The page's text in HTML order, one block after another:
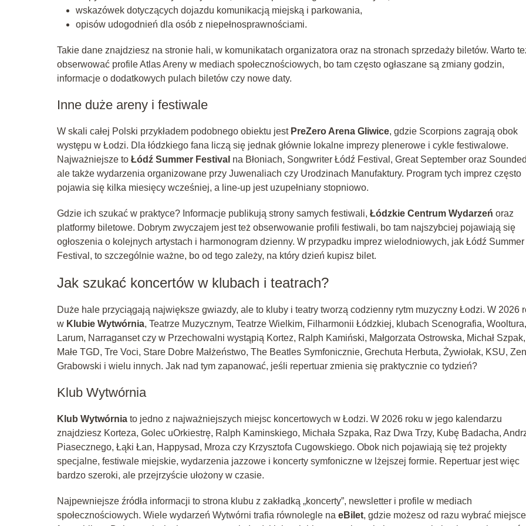
wskazówek dotyczących dojazdu komunikacją miejską i parkowania,
opisów udogodnień dla osób z niepełnosprawnościami.
Takie dane znajdziesz na stronie hali, w komunikatach organizatora oraz na stronach sprzedaży biletów. Warto
obserwować profile Atlas Areny w mediach społecznościowych, bo tam często ogłaszane są zmiany godzin,
informacje o dodatkowych pulach biletów czy nowe daty.
Inne duże areny i festiwale
W skali całej Polski przykładem podobnego obiektu jest PreZero Arena Gliwice, gdzie Scorpions zagrają obok
występu w Łodzi. Dla łódzkiego fana liczą się jednak głównie lokalne imprezy plenerowe i cykle festiwalowe.
Najważniejsze to Łódź Summer Festival na Błoniach, Songwriter Łódź Festival, Great September oraz
ale także wydarzenia organizowane przy Juwenaliach czy Urodzinach Manufaktury. Program tych imprez często
pojawia się kilka miesięcy wcześniej, a line-up jest uzupełniany stopniowo.
Gdzie ich szukać w praktyce? Informacje publikują strony samych festiwali, Łódzkie Centrum Wydarzeń oraz
platformy biletowe. Dobrym zwyczajem jest też obserwowanie profili festiwali, bo tam najszybciej pojawiają się
ogłoszenia o kolejnych artystach i harmonogram dzienny. W przypadku imprez wielodniowych, jak Łódź Summer
Festival, to szczególnie ważne, bo od tego zależy, na który dzień kupisz bilet.
Jak szukać koncertów w klubach i teatrach?
Duże hale przyciągają największe gwiazdy, ale to kluby i teatry tworzą codzienny rytm muzyczny Łodzi. W 2026
w Klubie Wytwórnia, Teatrze Muzycznym, Teatrze Wielkim, Filharmonii Łódzkiej, klubach Scenografia, Wooltura,
Larum, Narraganset czy w Przechowalni wystąpią Kortez, Ralph Kamiński, Małgorzata Ostrowska, Michał Szpak,
Małe TGD, Tre Voci, Stare Dobre Małżeństwo, The Beatles Symfonicznie, Grechuta Herbuta, Żywiołak, KSU,
Grabowski i wielu innych. Jak nad tym zapanować, jeśli repertuar zmienia się praktycznie co tydzień?
Klub Wytwórnia
Klub Wytwórnia to jedno z najważniejszych miejsc koncertowych w Łodzi. W 2026 roku w jego kalendarzu
znajdziesz Korteza, Golec uOrkiestrę, Ralph Kaminskiego, Michała Szpaka, Raz Dwa Trzy, Kubę Badacha,
Piasecznego, Łąki Łan, Happysad, Mroza czy Krzysztofa Cugowskiego. Obok nich pojawiają się też projekty
specjalne, festiwale miejskie, wydarzenia jazzowe i koncerty symfoniczne w lżejszej formie. Repertuar jest więc
bardzo szeroki, ale przejrzyście ułożony w czasie.
Najpewniejsze źródła informacji to strona klubu z zakładką „koncerty”, newsletter i profile w mediach
społecznościowych. Wiele wydarzeń Wytwórni trafia równolegle na eBilet, gdzie możesz od razu wybrać